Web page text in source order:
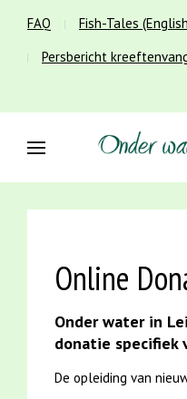
FAQ Fish-Tales
Persbericht
Online
Onder water in
donatie specifiek
De opleiding van